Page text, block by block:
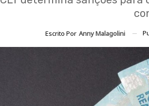
Escrito Por Anny Malagolini